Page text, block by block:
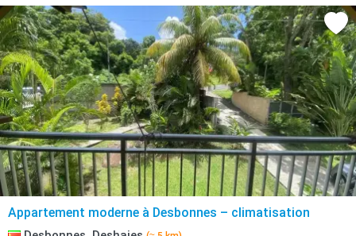
Appartement moderne à Desbonnes – climatisation